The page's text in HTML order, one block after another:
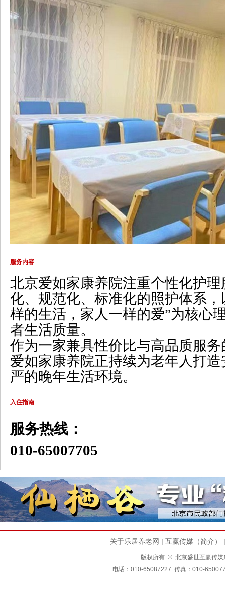
服务内容
北京爱如家康养院注重个性化护
化、规范化、标准化的照护体系
样的生活，家人一样的爱”为核心
者生活质量。
作为一家兼具性价比与高品质服
爱如家康养院正持续为老年人打
严的晚年生活环境。
入住指南
服务热线：
010-65007705
关于乐居养老网 | 互赢传媒（简介）
版权所有 © 北京盛世互赢传
电话：010-65087227 传真：010-